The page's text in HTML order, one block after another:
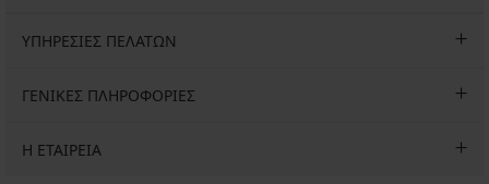
ΥΠΗΡΕΣΙΕΣ ΠΕΛΑΤΩΝ
ΓΕΝΙΚΕΣ ΠΛΗΡΟΦΟΡΙΕΣ
Η ΕΤΑΙΡΕΙΑ